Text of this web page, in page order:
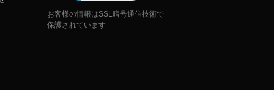
お客様の情報はSSL暗号通信技術で
保護されています